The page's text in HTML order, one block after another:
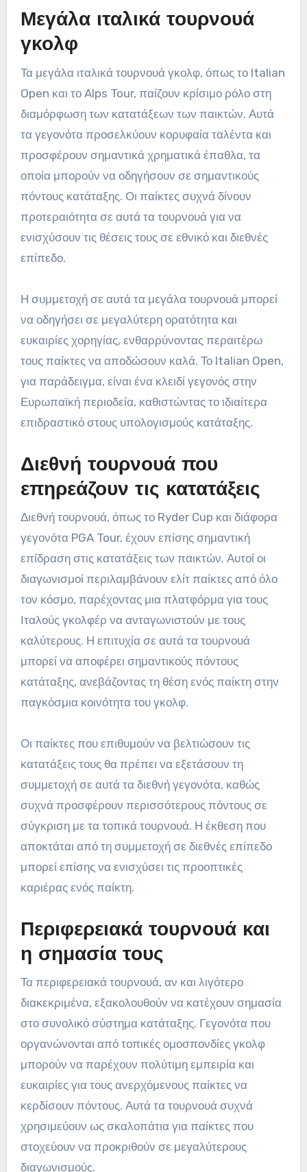
Μεγάλα ιταλικά τουρνουά
γκολφ
Τα μεγάλα ιταλικά τουρνουά γκολφ, όπως το Italian
Open και το Alps Tour, παίζουν κρίσιμο ρόλο στη
διαμόρφωση των κατατάξεων των παικτών. Αυτά
τα γεγονότα προσελκύουν κορυφαία ταλέντα και
προσφέρουν σημαντικά χρηματικά έπαθλα, τα
οποία μπορούν να οδηγήσουν σε σημαντικούς
πόντους κατάταξης. Οι παίκτες συχνά δίνουν
προτεραιότητα σε αυτά τα τουρνουά για να
ενισχύσουν τις θέσεις τους σε εθνικό και διεθνές
επίπεδο.
Η συμμετοχή σε αυτά τα μεγάλα τουρνουά μπορεί
να οδηγήσει σε μεγαλύτερη ορατότητα και
ευκαιρίες χορηγίας, ενθαρρύνοντας περαιτέρω
τους παίκτες να αποδώσουν καλά. Το Italian Open,
για παράδειγμα, είναι ένα κλειδί γεγονός στην
Ευρωπαϊκή περιοδεία, καθιστώντας το ιδιαίτερα
επιδραστικό στους υπολογισμούς κατάταξης.
Διεθνή τουρνουά που
επηρεάζουν τις κατατάξεις
Διεθνή τουρνουά, όπως το Ryder Cup και διάφορα
γεγονότα PGA Tour, έχουν επίσης σημαντική
επίδραση στις κατατάξεις των παικτών. Αυτοί οι
διαγωνισμοί περιλαμβάνουν ελίτ παίκτες από όλο
τον κόσμο, παρέχοντας μια πλατφόρμα για τους
Ιταλούς γκολφέρ να ανταγωνιστούν με τους
καλύτερους. Η επιτυχία σε αυτά τα τουρνουά
μπορεί να αποφέρει σημαντικούς πόντους
κατάταξης, ανεβάζοντας τη θέση ενός παίκτη στην
παγκόσμια κοινότητα του γκολφ.
Οι παίκτες που επιθυμούν να βελτιώσουν τις
κατατάξεις τους θα πρέπει να εξετάσουν τη
συμμετοχή σε αυτά τα διεθνή γεγονότα, καθώς
συχνά προσφέρουν περισσότερους πόντους σε
σύγκριση με τα τοπικά τουρνουά. Η έκθεση που
αποκτάται από τη συμμετοχή σε διεθνές επίπεδο
μπορεί επίσης να ενισχύσει τις προοπτικές
καριέρας ενός παίκτη.
Περιφερειακά τουρνουά και
η σημασία τους
Τα περιφερειακά τουρνουά, αν και λιγότερο
διακεκριμένα, εξακολουθούν να κατέχουν σημασία
στο συνολικό σύστημα κατάταξης. Γεγονότα που
οργανώνονται από τοπικές ομοσπονδίες γκολφ
μπορούν να παρέχουν πολύτιμη εμπειρία και
ευκαιρίες για τους ανερχόμενους παίκτες να
κερδίσουν πόντους. Αυτά τα τουρνουά συχνά
χρησιμεύουν ως σκαλοπάτια για παίκτες που
στοχεύουν να προκριθούν σε μεγαλύτερους
διαγωνισμούς.